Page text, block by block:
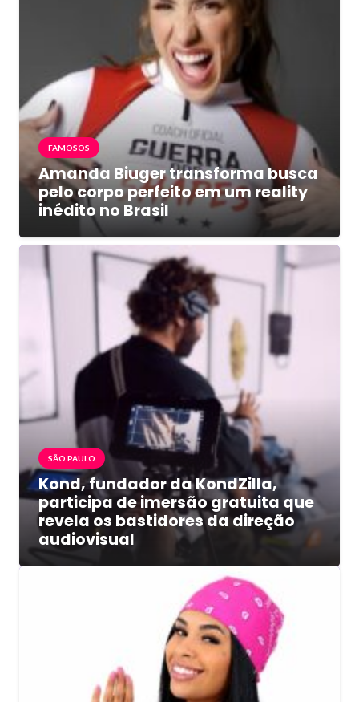
FAMOSOS
Amanda Biuger transforma busca
pelo corpo perfeito em um reality
inédito no Brasil
SÃO PAULO
Kond, fundador da KondZilla,
participa de imersão gratuita que
revela os bastidores da direção
audiovisual